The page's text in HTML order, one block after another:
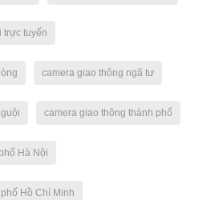
trực tuyến
camera giao thông ngã tư
camera giao thông thành phố
Hà Nội
Hồ Chí Minh